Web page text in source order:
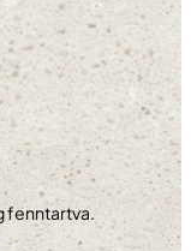
fenntartva.